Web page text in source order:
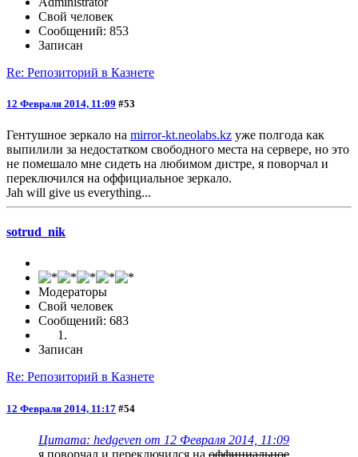
Свой человек
Сообщений: 853
Записан
Re: Репозиторий в Казнете
12 Февраля 2014, 11:09 #53
Гентушное зеркало на mirror-kt.neolabs.kz уже полгода как
выпилили за недостатком свободного места на сервере, но это
не помешало мне сидеть на любимом дистре, я поворчал и
переключился на оффициальное зеркало.
Jah will give us everything...
sotrud_nik
Модераторы
Свой человек
Сообщений: 683
Записан
Re: Репозиторий в Казнете
12 Февраля 2014, 11:17 #54
Цитата: hedgeven от 12 Февраля 2014, 11:09
я поворчал и переключился на оффициальное